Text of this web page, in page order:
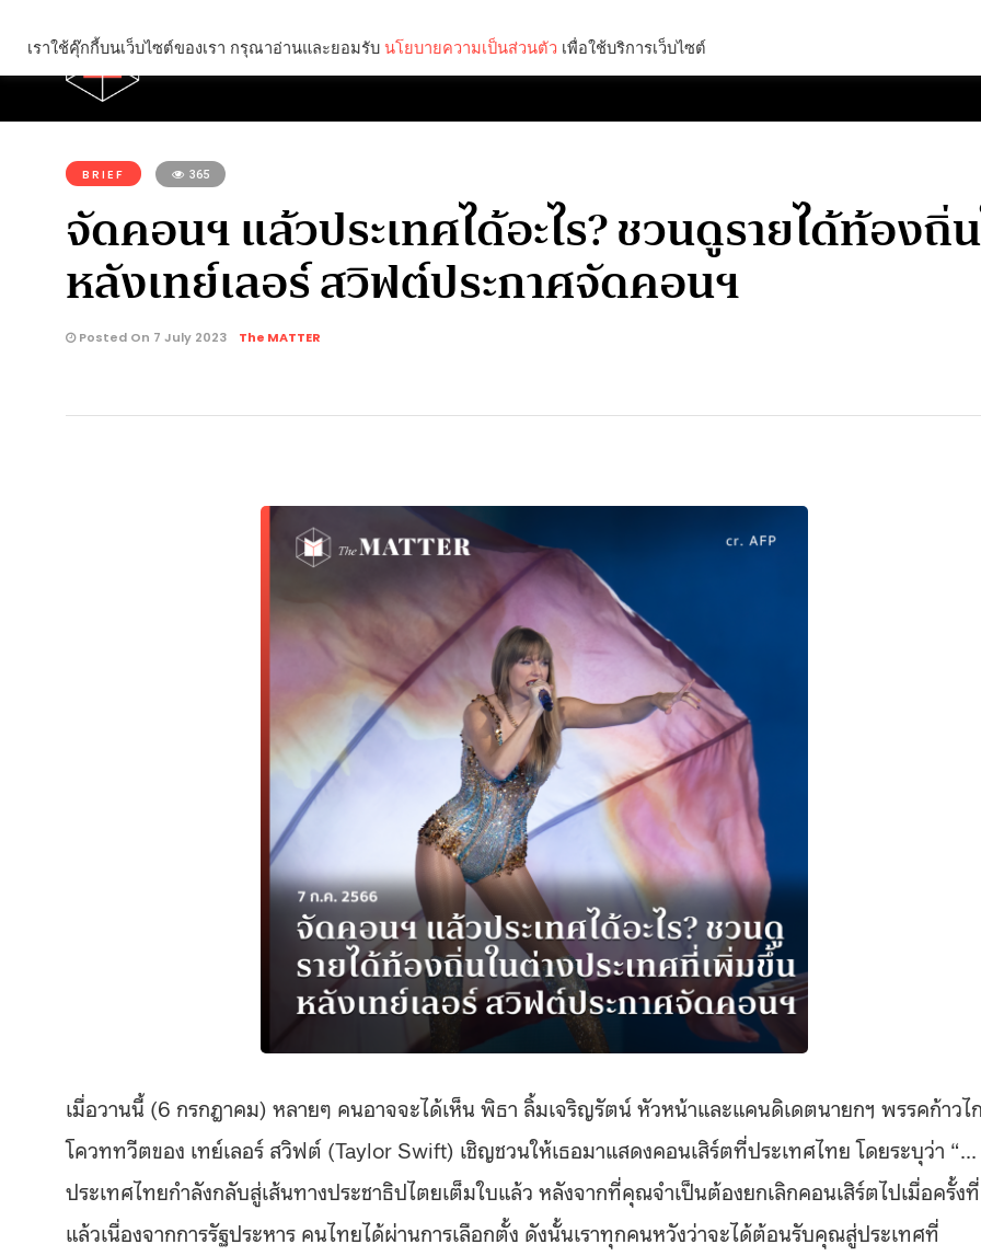
BRIEF 365
จัดคอนฯ แล้วประเทศได้อะไร? ชวนดูรายได้ท้อง
หลังเทย์เลอร์ สวิฟต์ประกาศจัดคอนฯ
Posted On 7 July 2023 The MATTER
เมื่อวานนี้ (6 กรกฎาคม) หลายๆ คนอาจจะได้เห็น พิธา ลิ้มเจริญรัตน์ หัวหน้าและแคนดิเดตนายกฯ พรรคก้าวไ
โควททวีตของ เทย์เลอร์ สวิฟต์ (Taylor Swift) เชิญชวนให้เธอมาแสดงคอนเสิร์ตที่ประเทศไทย โดยระบุว่า “…
ประเทศไทยกำลังกลับสู่เส้นทางประชาธิปไตยเต็มใบแล้ว หลังจากที่คุณจำเป็นต้องยกเลิกคอนเสิร์ตไปเมื่อครั้งที่
แล้วเนื่องจากการรัฐประหาร คนไทยได้ผ่านการเลือกตั้ง ดังนั้นเราทุกคนหวังว่าจะได้ต้อนรับคุณสู่ประเทศที่
เราใช้คุ๊กกี้บนเว็บไซต์ของเรา กรุณาอ่านและยอมรับ นโยบายความเป็นส่วนตัว เพื่อใช้บริการเว็บไซต์